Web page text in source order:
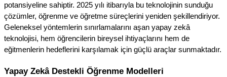
potansiyeline sahiptir. 2025 yılı itibarıyla bu teknolojinin sunduğu
çözümler, öğrenme ve öğretme süreçlerini yeniden şekillendiriyor.
Geleneksel yöntemlerin sınırlamalarını aşan yapay zekâ
teknolojisi, hem öğrencilerin bireysel ihtiyaçlarını hem de
eğitmenlerin hedeflerini karşılamak için güçlü araçlar sunmaktadır.
Yapay Zekâ Destekli Öğrenme Modelleri